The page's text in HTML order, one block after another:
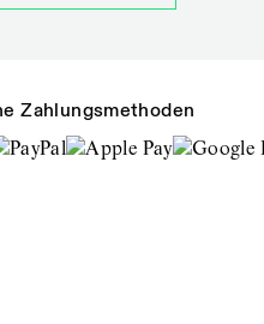
Zahlungsmethoden